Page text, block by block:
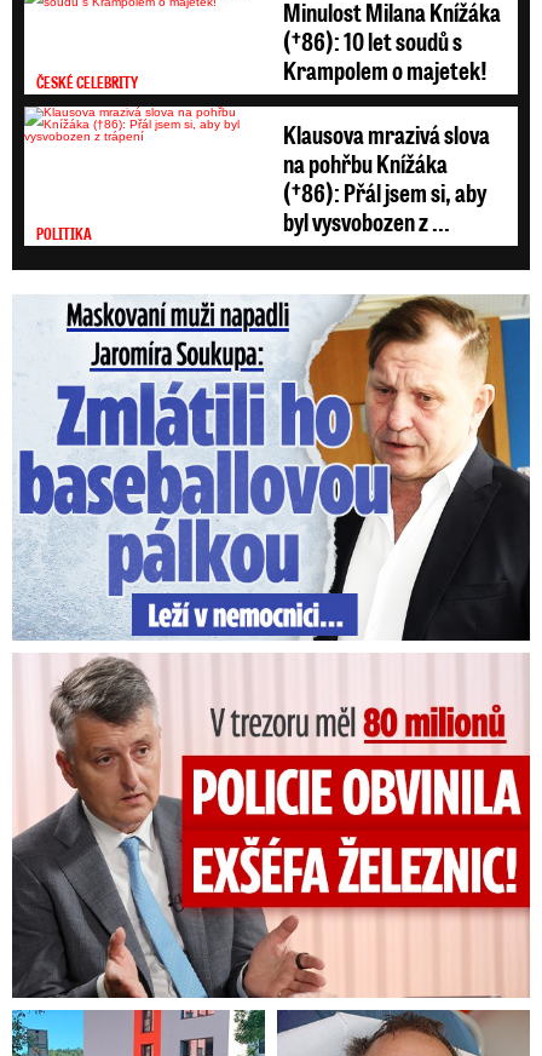
ČESKÉ CELEBRITY
Minulost Milana Knížáka
(†86): 10 let soudů s
Krampolem o majetek!
POLITIKA
Klausova mrazivá slova
na pohřbu Knížáka
(†86): Přál jsem si, aby
byl vysvobozen z ...
Maskovaní muži napadli Jaromíra Soukupa: Krvavá nakládačka
V trezoru měl 80 milionů: Policie obvinila exšéfa železnic!